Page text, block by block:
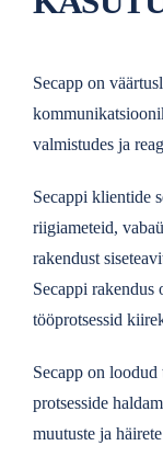
Secapp on
valmistudes ja
Secappi klientide
riigiameteid,
rakendust
Secappi rakendus
tööprotsessid
Secapp on
protsesside
muutuste ja